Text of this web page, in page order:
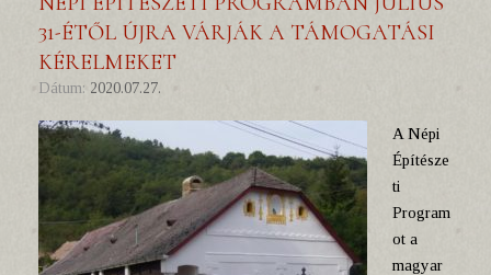
31-ÉTŐL ÚJRA VÁRJÁK A TÁMOGATÁSI
KÉRELMEKET
Dátum: 2020.07.27.
A Népi
Építésze
ti
Program
ot a
magyar